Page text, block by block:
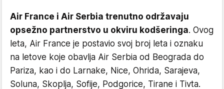
Air France i Air Serbia trenutno održavaju
opsežno partnerstvo u okviru kodšeringa. Ovog
leta, Air France je postavio svoj broj leta i oznaku
na letove koje obavlja Air Serbia od Beograda do
Pariza, kao i do Larnake, Nice, Ohrida, Sarajeva,
Soluna, Skoplja, Sofije, Podgorice, Tirane i Tivta.